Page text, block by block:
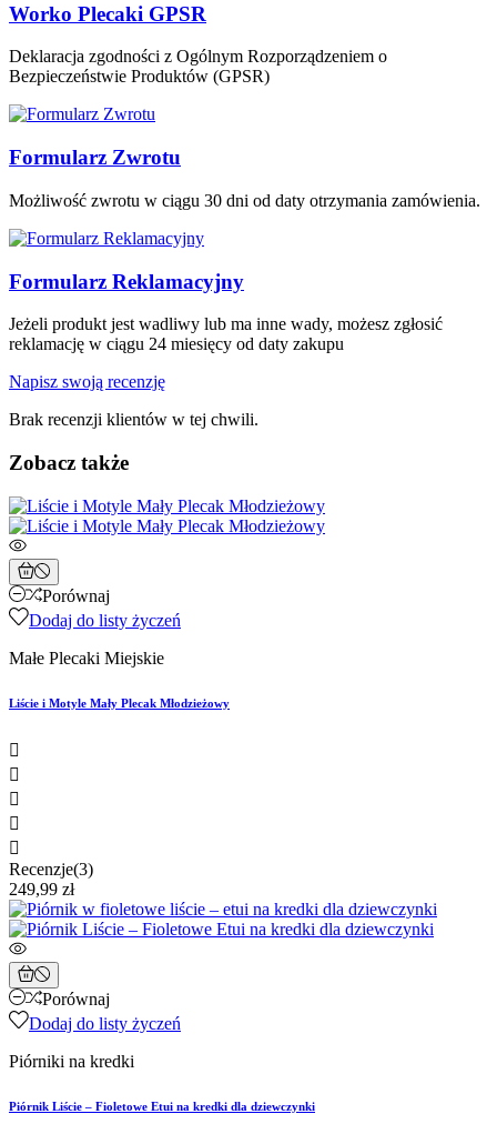
Worko Plecaki GPSR
Deklaracja zgodności z Ogólnym Rozporządzeniem o
Bezpieczeństwie Produktów (GPSR)
Formularz Zwrotu
Możliwość zwrotu w ciągu 30 dni od daty otrzymania zamówienia.
Formularz Reklamacyjny
Jeżeli produkt jest wadliwy lub ma inne wady, możesz zgłosić
reklamację w ciągu 24 miesięcy od daty zakupu
Napisz swoją recenzję
Brak recenzji klientów w tej chwili.
Zobacz także
Porównaj
Dodaj do listy życzeń
Małe Plecaki Miejskie
Liście i Motyle Mały Plecak Młodzieżowy





Recenzje(3)
249,99 zł
Porównaj
Dodaj do listy życzeń
Piórniki na kredki
Piórnik Liście – Fioletowe Etui na kredki dla dziewczynki